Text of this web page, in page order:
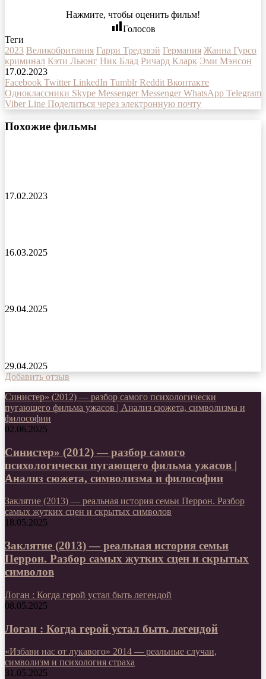
Нажмите, чтобы оценить фильм!
Голосов
Теги
2023 Великобритания Гарри Тредэвэй Германия Жанна Гурсо
криминал Кэти Льюнг Ник Блад Ричард Кларк Эми Мэнсон
17.02.2023
Facebook Twitter LinkedIn Tumblr Reddit Вконтакте
Одноклассники Skype Messenger Messenger WhatsApp Telegram
Viber Line Поделиться через электронную почту
Похожие фильмы
17.02.2023
16.03.2025
29.04.2025
29.04.2025
Добавить отзыв
Синистер» (2012) — разбор самого психологически
пугающего фильма ужасов | Анализ сюжета, символизма и
философии
02.06.2025
Синистер» (2012) — разбор самого
психологически пугающего фильма ужасов |
Анализ сюжета, символизма и философии
Заклятие (2013) — реальная история семьи Перрон. Разбор
самых жутких сцен и скрытых символов
18.05.2025
Заклятие (2013) — реальная история семьи
Перрон. Разбор самых жутких сцен и скрытых
символов
Логан : Когда герой устал быть легендой
08.05.2025
Логан : Когда герой устал быть легендой
«Избави нас от лукавого» 2014 — реальные случаи,
символизм и психология страха
31.05.2025